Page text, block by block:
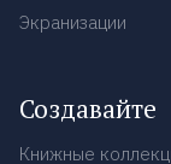
Экранизации
Создавайте
Книжные